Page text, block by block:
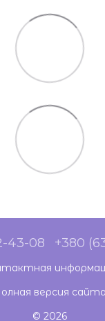
43-08 +380
версия
© 2026